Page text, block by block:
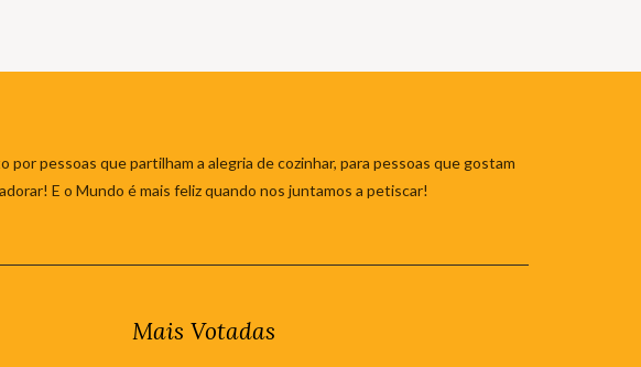
pessoas que partilham a alegria de cozinhar, para pessoas que gostam
E o Mundo é mais feliz quando nos juntamos a petiscar!
Mais Votadas